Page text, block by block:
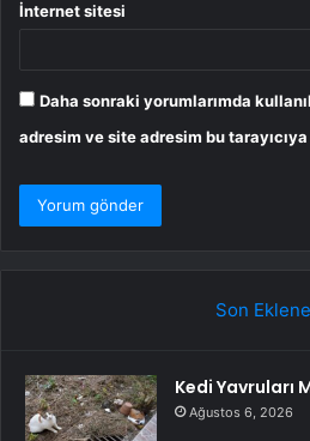
İnternet sitesi
Daha sonraki yorumlarımda
adresim ve site adresim bu
Son
Kedi Yavruları
Ağustos 6, 2026